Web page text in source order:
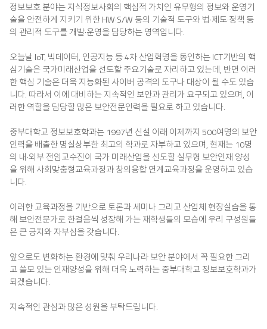
정보보호 분야는 지식정보사회의 핵심적 가치인 유무형의 정보와 운영기
술을 안전하게 지키기 위한 HW·S/W 등의 기술적 도구와 법·제도·정책 등
의 관리적 도구를 개발·운영을 담당하는 영역입니다.
오늘날 IoT, 빅데이터, 인공지능 등 4차 산업혁명을 동인하는 ICT기반의 핵
심기술은 국가미래산업을 선도할 주요기술로 자리하고 있는데, 반면 이러
한 핵심 기술은 더욱 지능화된 사이버 공격의 도구나 대상이 될 수도 있습
니다. 따라서 이에 대비하는 지속적인 보안과 관리가 요구되고 있으며, 이
러한 역할을 담당할 많은 보안전문인력을 필요로 하고 있습니다.
중부대학교 정보보호학과는 1997년 신설 이래 이제까지 500여명의 보안
인력을 배출한 명실상부한 최고의 학과로 자부하고 있으며, 현재는 10명
의 내·외부 전임교수진이 국가 미래산업을 선도할 실무형 보안인재 양성
을 위해 사회맞춤형교육과정과 창의융합 연계교육과정을 운영하고 있습
니다.
이러한 교육과정을 기반으로 토론과 세미나 그리고 산업체 현장실습을 통
해 보안전문가로 한걸음씩 성장해 가는 재학생들의 모습에 우리 구성원들
은 큰 긍지와 자부심을 갖습니다.
앞으로도 변화하는 환경에 맞춰 우리나라 보안 분야에서 꼭 필요한 그리
고 쓸모 있는 인재양성을 위해 더욱 노력하는 중부대학교 정보보호학과가
되겠습니다.
지속적인 관심과 많은 성원을 부탁드립니다.